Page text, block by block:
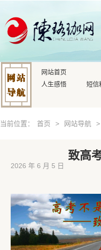
网站首页
人生感悟
短信
当前位置： 首页 > 网站导航 >
致高
2026 年 6 月 5 日